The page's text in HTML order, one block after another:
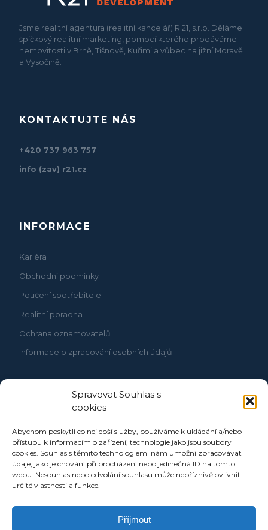
Spravovat Souhlas s
cookies
Abychom poskytli co nejlepší služby, používáme k ukládání a/nebo
přístupu k informacím o zařízení, technologie jako jsou soubory
cookies. Souhlas s těmito technologiemi nám umožní zpracovávat
údaje, jako je chování při procházení nebo jedinečná ID na tomto
webu. Nesouhlas nebo odvolání souhlasu může nepříznivě ovlivnit
určité vlastnosti a funkce.
Příjmout
Jsme realitní agentura (realitní kancelář) R 21, s.r.o. Děláme
špičkový realitní marketing, pomocí kterého prodáváme
nemovitosti v Brně, Tišnově, Kuřimi a vůbec na jižní Moravě
a Vysočině.
KONTAKTUJTE NÁS
+420 737 963 757
info (zav) r21.cz
INFORMACE
Kariéra
Obchodní podmínky
Poučení spotřebitele
Realitní poradna
Ochrana oznamovatelů
Informace o zpracování osobních údajů